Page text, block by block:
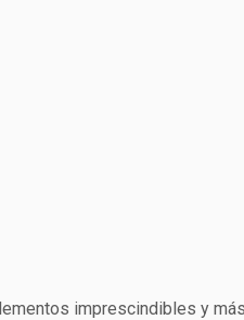
imprescindibles y